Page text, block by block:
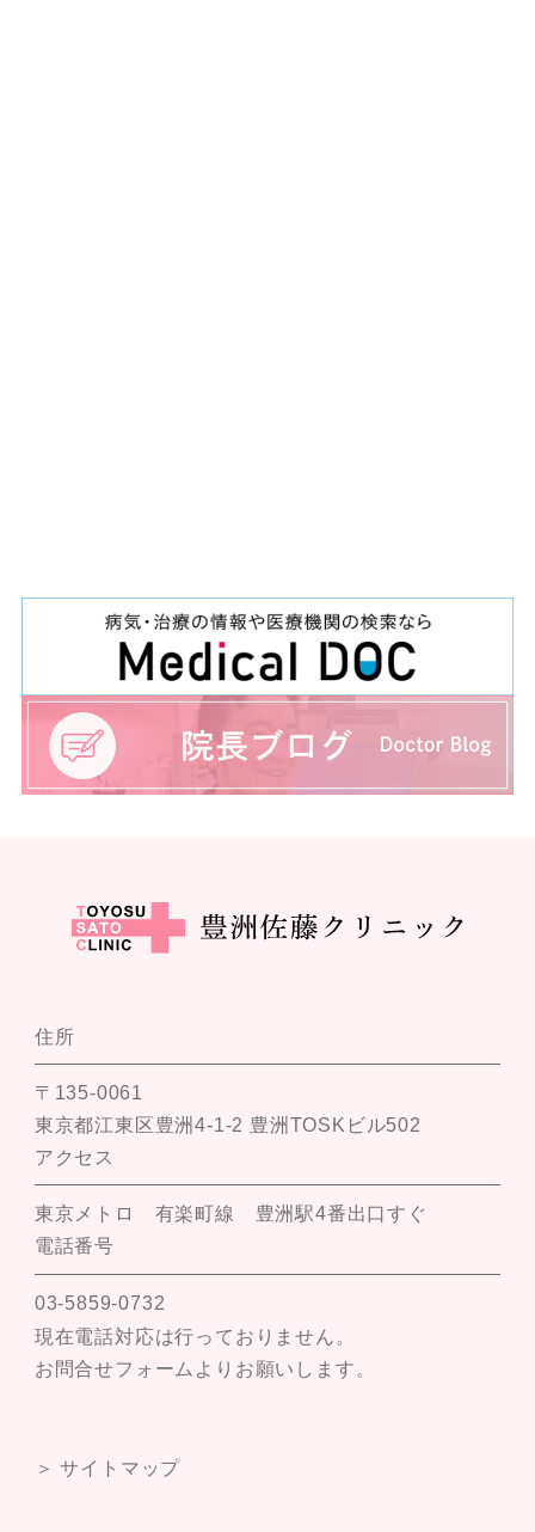
住所
〒135-0061
東京都江東区豊洲4-1-2 豊洲TOSKビル502
アクセス
東京メトロ 有楽町線 豊洲駅4番出口すぐ
電話番号
03-5859-0732
現在電話対応は行っておりません。
お問合せフォームよりお願いします。
＞ サイトマップ